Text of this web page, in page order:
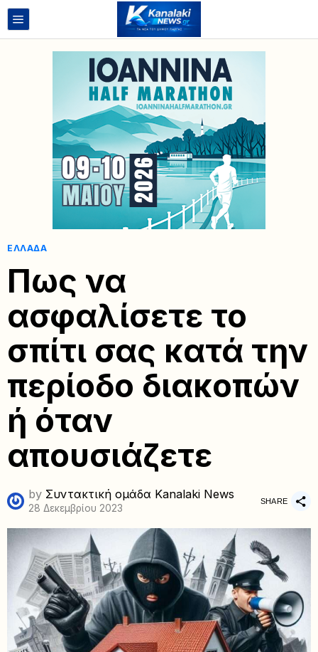
ΕΛΛΆΔΑ
Πως να
ασφαλίσετε το
σπίτι σας κατά την
περίοδο διακοπών
ή όταν
απουσιάζετε
by Συντακτική ομάδα Kanalaki News
28 Δεκεμβρίου 2023
SHARE